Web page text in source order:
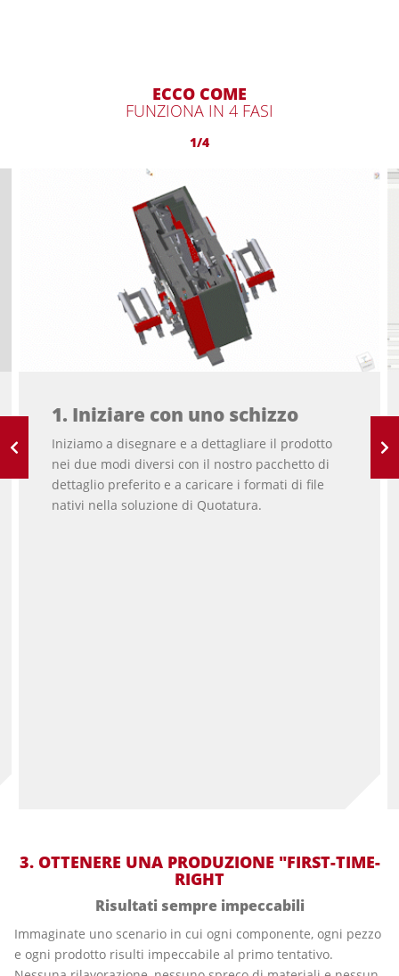
ECCO COME
FUNZIONA IN 4 FASI
1/4
1. Iniziare con uno schizzo
Iniziamo a disegnare e a dettagliare il prodotto
nei due modi diversi con il nostro pacchetto di
dettaglio preferito e a caricare i formati di file
nativi nella soluzione di Quotatura.
3. OTTENERE UNA PRODUZIONE "FIRST-TIME-
RIGHT
Risultati sempre impeccabili
Immaginate uno scenario in cui ogni componente, ogni pezzo
e ogni prodotto risulti impeccabile al primo tentativo.